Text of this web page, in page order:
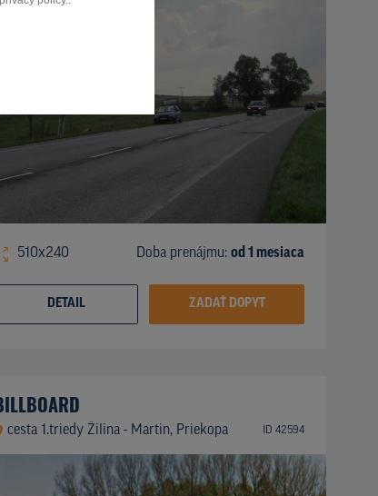
510x240 Doba prenájmu: od 1 mesiaca
DETAIL ZADAŤ DOPYT
cesta 1.triedy Žilina - Martin, Priekopa ID 42594